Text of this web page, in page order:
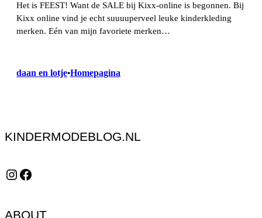
Het is FEEST! Want de SALE bij Kixx-online is begonnen. Bij
Kixx online vind je echt suuuuperveel leuke kinderkleding
merken. Eén van mijn favoriete merken…
daan en lotje•Homepagina
KINDERMODEBLOG.NL
Instagram Facebook
ABOUT